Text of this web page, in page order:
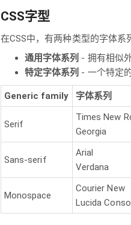
CSS字型
在CSS中，有两种类型的字体系
通用字体系列 - 拥有相似
特定字体系列 - 一个特定
Generic family 字体系列
Serif
Times New
Georgia
Sans-serif
Arial
Verdana
Monospace
Courier New
Lucida